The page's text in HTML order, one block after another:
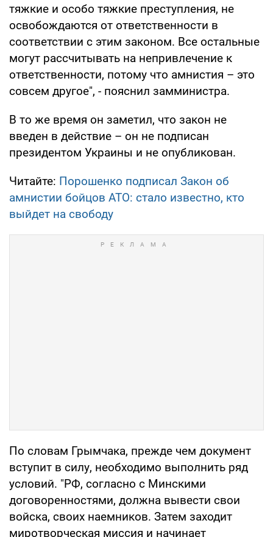
тяжкие и особо тяжкие преступления, не
освобождаются от ответственности в
соответствии с этим законом. Все остальные
могут рассчитывать на непривлечение к
ответственности, потому что амнистия – это
совсем другое", - пояснил замминистра.
В то же время он заметил, что закон не
введен в действие – он не подписан
президентом Украины и не опубликован.
Читайте: Порошенко подписал Закон об
амнистии бойцов АТО: стало известно, кто
выйдет на свободу
По словам Грымчака, прежде чем документ
вступит в силу, необходимо выполнить ряд
условий. "РФ, согласно с Минскими
договоренностями, должна вывести свои
войска, своих наемников. Затем заходит
миротворческая миссия и начинает